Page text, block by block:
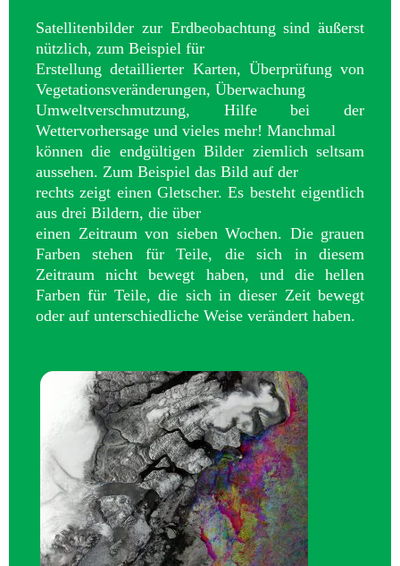
Satellitenbilder zur Erdbeobachtung sind äußerst
nützlich, zum Beispiel für
Erstellung detaillierter Karten, Überprüfung von
Vegetationsveränderungen, Überwachung
Umweltverschmutzung, Hilfe bei der
Wettervorhersage und vieles mehr! Manchmal
können die endgültigen Bilder ziemlich seltsam
aussehen. Zum Beispiel das Bild auf der
rechts zeigt einen Gletscher. Es besteht eigentlich
aus drei Bildern, die über
einen Zeitraum von sieben Wochen. Die grauen
Farben stehen für Teile, die sich in diesem
Zeitraum nicht bewegt haben, und die hellen
Farben für Teile, die sich in dieser Zeit bewegt
oder auf unterschiedliche Weise verändert haben.